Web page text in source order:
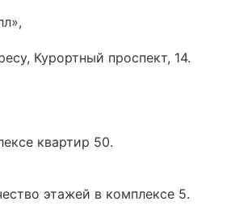
Курортный проспект, 14.
квартир 50.
этажей в комплексе 5.